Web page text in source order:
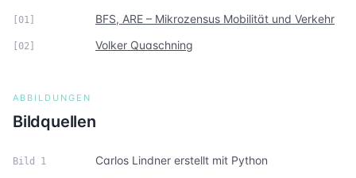
[ 01 ] BFS, ARE – Mikrozensus Mobilität und Verkehr
[ 02 ] Volker Quaschning
ABBILDUNGEN
Bildquellen
Bild 1 Carlos Lindner erstellt mit Python